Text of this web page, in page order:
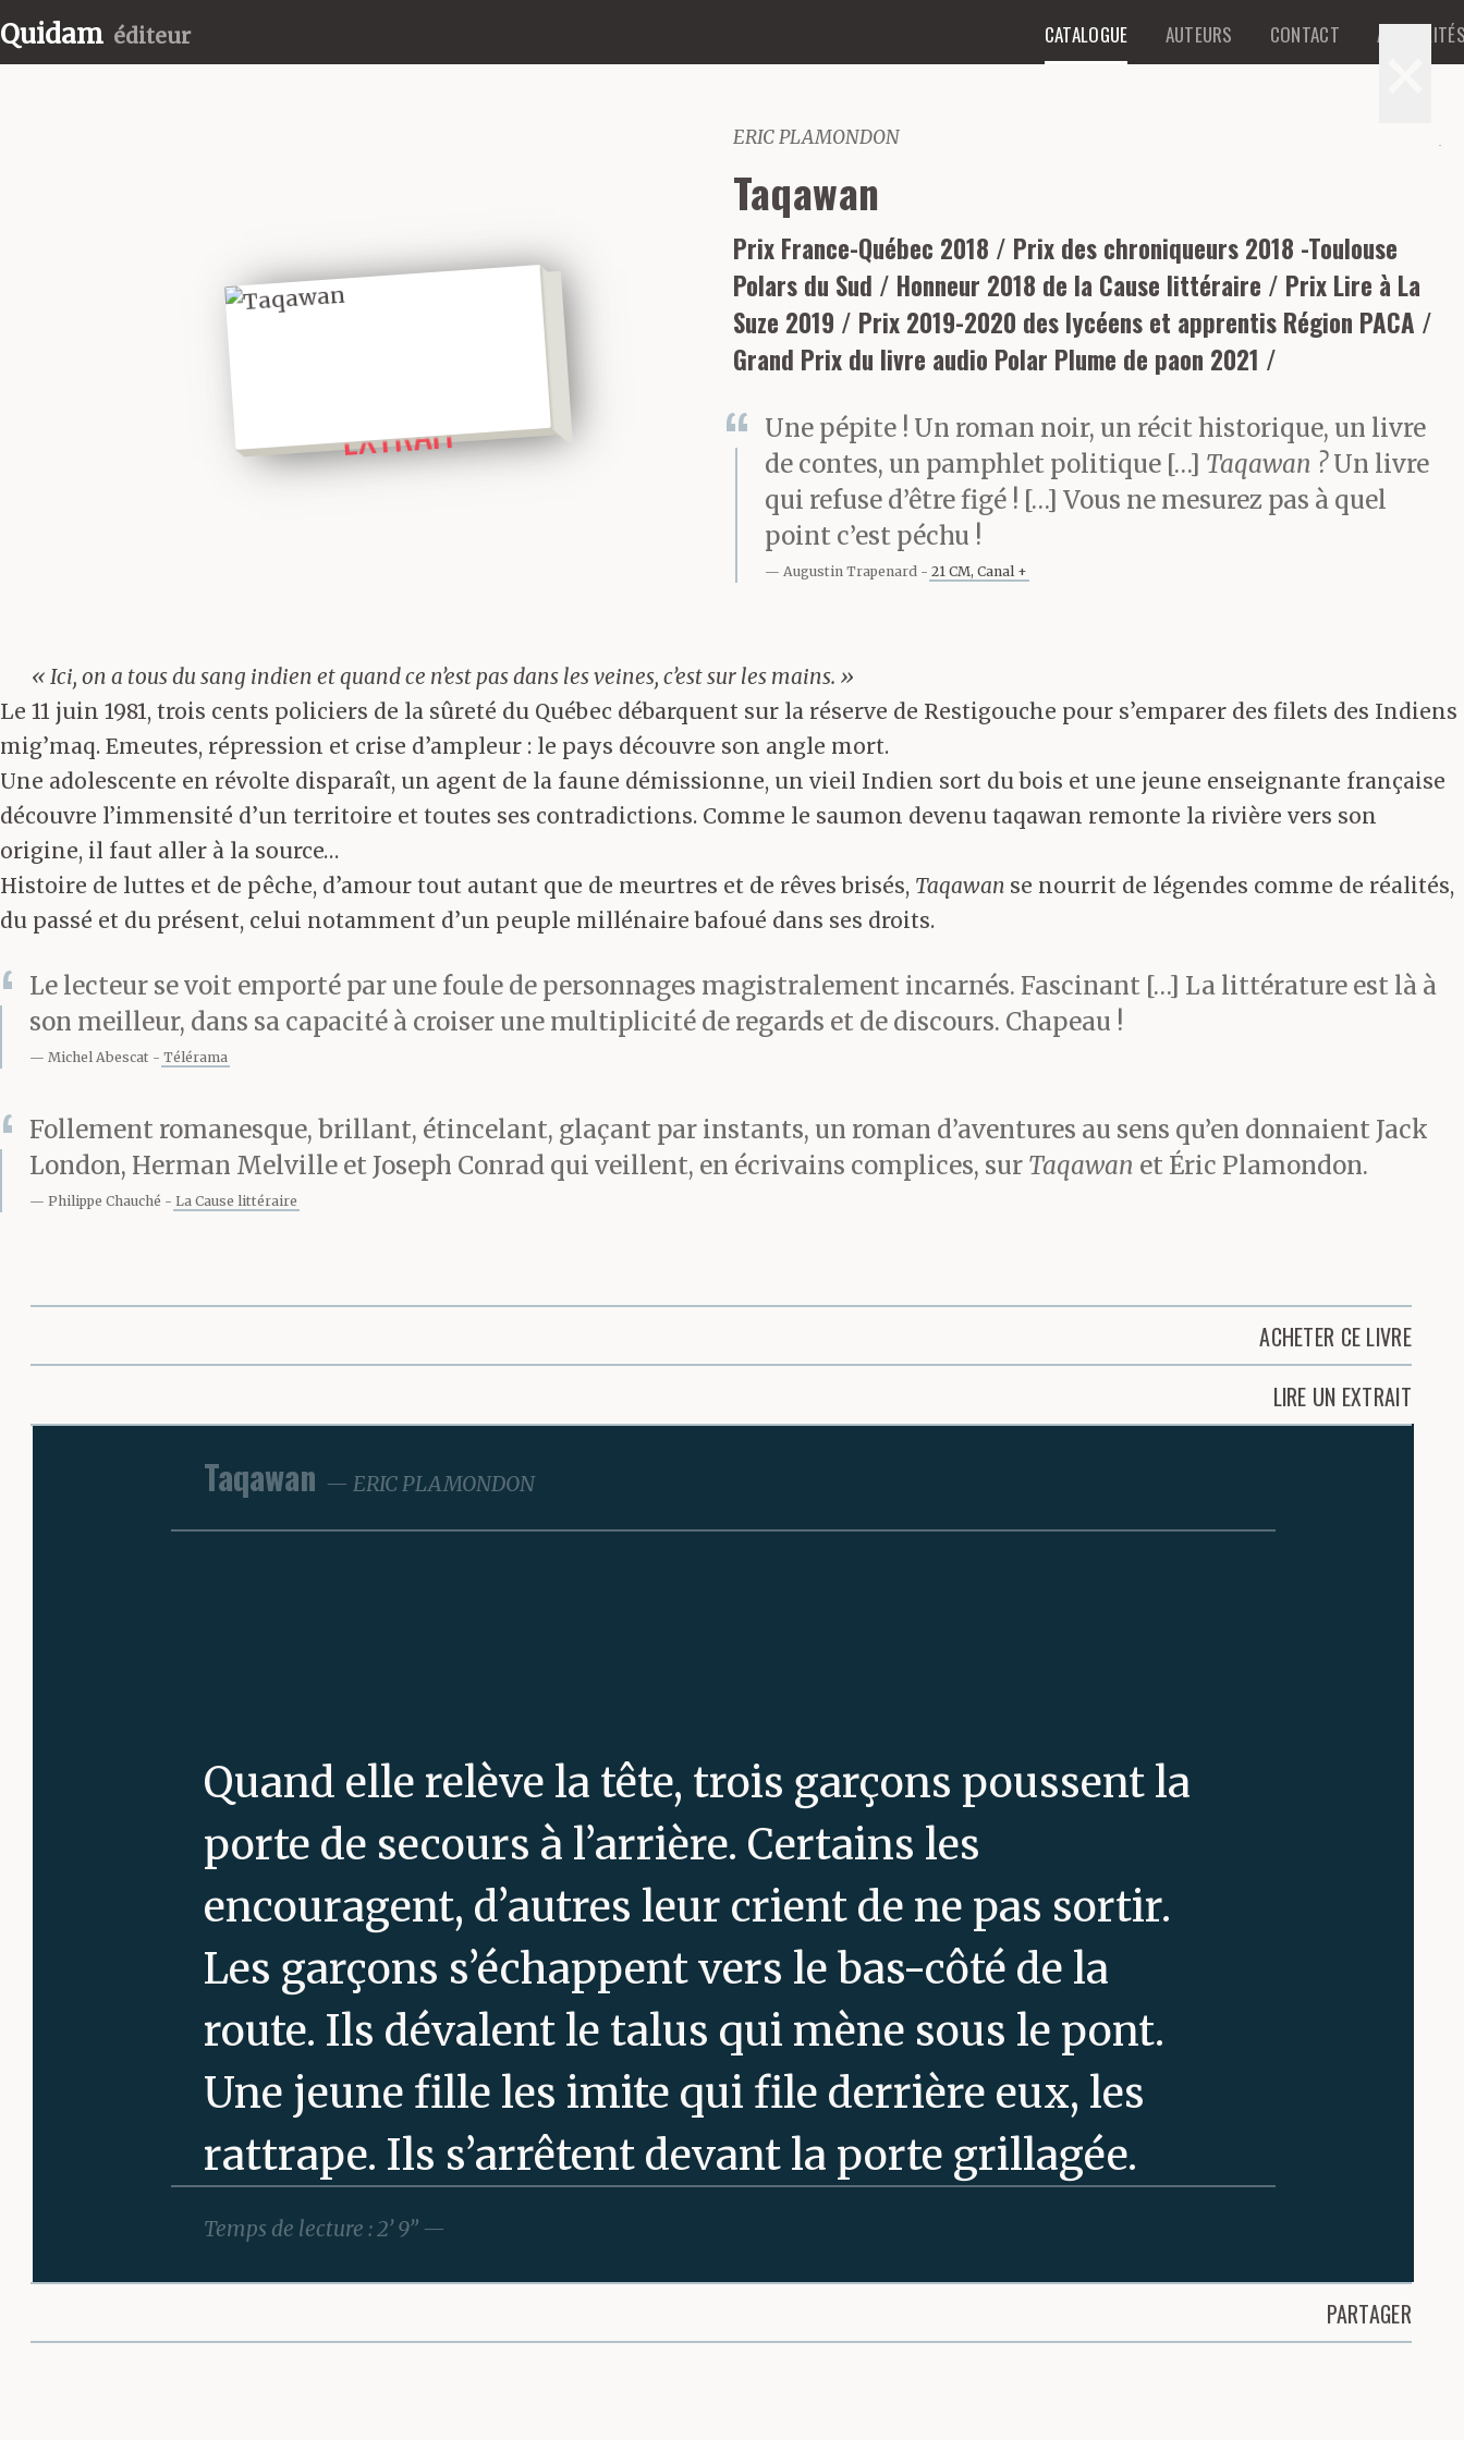
Quidam éditeur CATALOGUE AUTEURS CONTACT
EXTRAIT
ERIC PLAMONDON
Taqawan
Prix France-Québec 2018 / Prix des chroniqueurs 2018 -Toulouse
Polars du Sud / Honneur 2018 de la Cause littéraire / Prix Lire à La
Suze 2019 / Prix 2019-2020 des lycéens et apprentis Région PACA /
Grand Prix du livre audio Polar Plume de paon 2021 /
Une pépite ! Un roman noir, un récit historique, un livre
de contes, un pamphlet politique […] Taqawan ?Un livre
qui refuse d’être figé ! […] Vous ne mesurez pas à quel
point c’est péchu !
Augustin Trapenard 21 CM, Canal +
« Ici, on a tous du sang indien et quand ce n’est pas dans les veines, c’est sur les mains. »
Le 11 juin 1981, trois cents policiers de la sûreté du Québec débarquent sur la réserve de Restigouche pour s’emparer des filets des Indiens
mig’maq. Emeutes, répression et crise d’ampleur : le pays découvre son angle mort.
Une adolescente en révolte disparaît, un agent de la faune démissionne, un vieil Indien sort du bois et une jeune enseignante française
découvre l’immensité d’un territoire et toutes ses contradictions. Comme le saumon devenu taqawan remonte la rivière vers son
origine, il faut aller à la source…
Histoire de luttes et de pêche, d’amour tout autant que de meurtres et de rêves brisés, Taqawan se nourrit de légendes comme de réalités,
du passé et du présent, celui notamment d’un peuple millénaire bafoué dans ses droits.
Le lecteur se voit emporté par une foule de personnages magistralement incarnés. Fascinant […] La littérature est là à
son meilleur, dans sa capacité à croiser une multiplicité de regards et de discours. Chapeau !
Michel Abescat Télérama
Follement romanesque, brillant, étincelant, glaçant par instants, un roman d’aventures au sens qu’en donnaient Jack
London, Herman Melville et Joseph Conrad qui veillent, en écrivains complices, sur Taqawan et Éric Plamondon.
Philippe Chauché La Cause littéraire
ACHETER CE LIVRE
LIRE UN EXTRAIT
Taqawan ERIC PLAMONDON
Quand elle relève la tête, trois garçons poussent la
porte de secours à l’arrière. Certains les
encouragent, d’autres leur crient de ne pas sortir.
Les garçons s’échappent vers le bas-côté de la
route. Ils dévalent le talus qui mène sous le pont.
Une jeune fille les imite qui file derrière eux, les
rattrape. Ils s’arrêtent devant la porte grillagée.
Verrouillée par une lourde chaîne, elle bloque
l’accès à l’escalier qui mène à la passerelle. Les trois
garçons connaissent l’endroit. Ils savent comment
Temps de lecture : 2’ 9” —
PARTAGER